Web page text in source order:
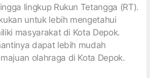
lingkup Rukun Tetangga (RT).
untuk lebih mengetahui
masyarakat di Kota Depok.
dapat lebih mudah
olahraga di Kota Depok.